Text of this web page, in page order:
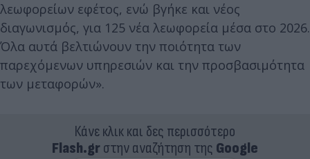
λεωφορείων εφέτος, ενώ βγήκε και νέος
διαγωνισμός, για 125 νέα λεωφορεία μέσα στο 2026.
Όλα αυτά βελτιώνουν την ποιότητα των
παρεχόμενων υπηρεσιών και την προσβασιμότητα
των μεταφορών».
Κάνε κλικ και δες περισσότερο
Flash.grστην αναζήτηση της Google